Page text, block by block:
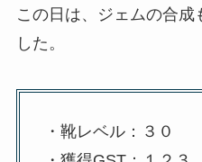
この日は、ジェムの合
した。
・靴レベル：３０